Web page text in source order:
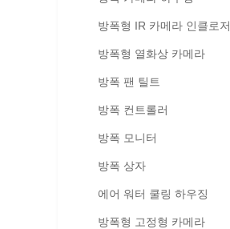
방폭형 IR 카메라 인클로저
방폭형 열화상 카메라
방폭 팬 틸트
방폭 컨트롤러
방폭 모니터
방폭 상자
에어 워터 쿨링 하우징
방폭형 고정형 카메라